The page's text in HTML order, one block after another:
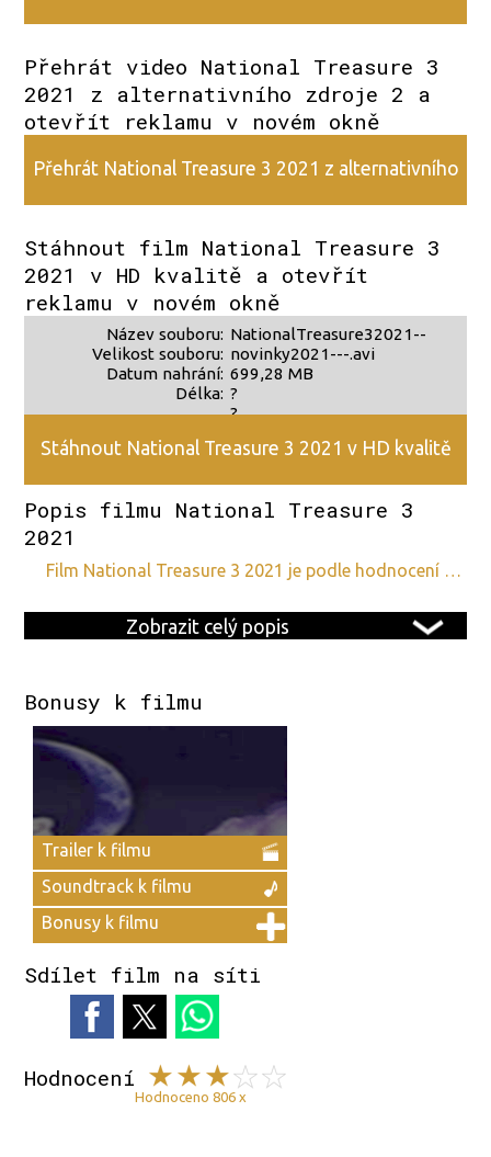
Přehrát video National Treasure 3
2021 z alternativního zdroje 2 a
otevřít reklamu v novém okně
Přehrát National Treasure 3 2021 z alternativního
Stáhnout film National Treasure 3
2021 v HD kvalitě a otevřít
reklamu v novém okně
Název souboru:
Velikost souboru:
Datum nahrání:
Délka:
NationalTreasure32021--
novinky2021---.avi
699,28 MB
?
?
Stáhnout National Treasure 3 2021 v HD kvalitě
Popis filmu National Treasure 3
2021
film National Treasure 3 2021 je podle hodnocení …
Zobrazit celý popis
Bonusy k filmu
Trailer k filmu
Soundtrack k filmu
Bonusy k filmu
Sdílet film na síti
Hodnocení
Hodnoceno 806 x